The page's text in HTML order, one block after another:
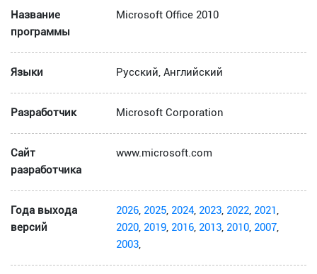
Название
программы
Microsoft Office 2010
Языки Русский, Английский
Разработчик Microsoft Corporation
Сайт
разработчика
www.microsoft.com
Года выхода
версий
2026, 2025, 2024, 2023, 2022, 2021,
2020, 2019, 2016, 2013, 2010, 2007,
2003,